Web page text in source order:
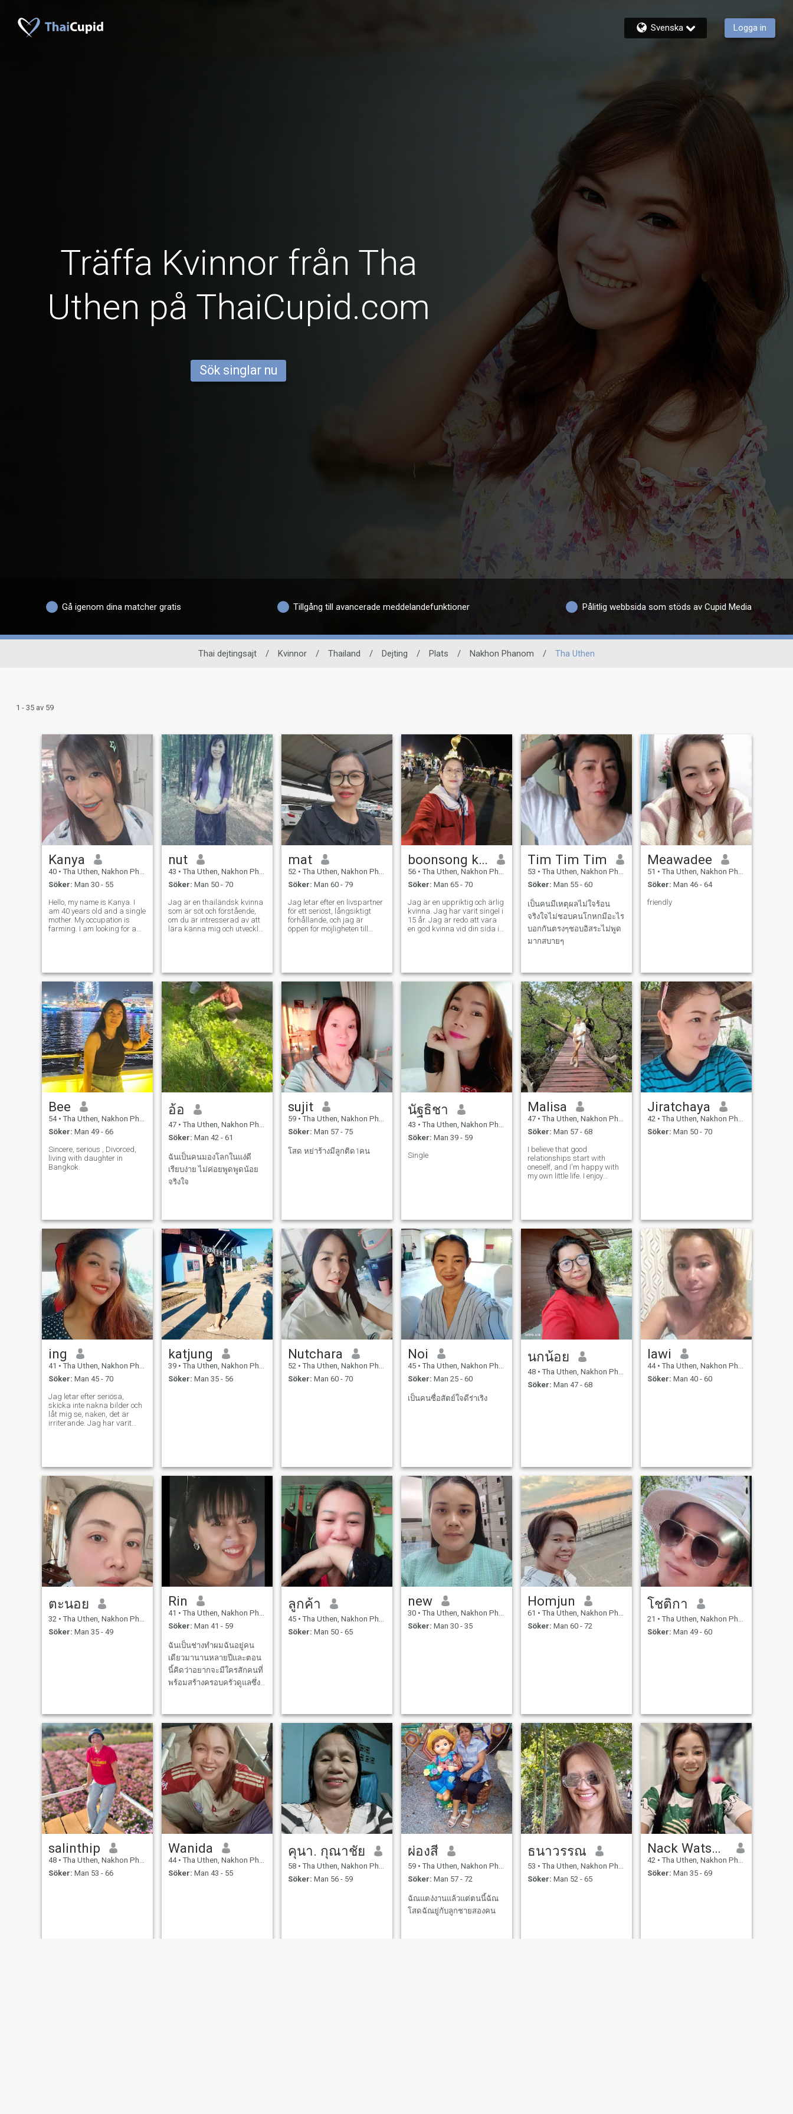
Svenska Logga in
Träffa Kvinnor från Tha
Uthen på ThaiCupid.com
Sök singlar nu
Gå igenom dina matcher gratis Tillgång till avancerade meddelandefunktioner Pålitlig webbsida som stöds av Cupid Media
Thai dejtingsajt / Kvinnor / Thailand / Dejting / Plats / Nakhon Phanom / Tha Uthen
1 - 35 av 59
Kanya
40 • Tha Uthen, Nakhon Phanom, Thailand
Söker: Man 30 - 55
Hello, my name is Kanya. I
am 40 years old and a single
mother. My occupation is
farming. I am looking for a
will gladly give you my lo
nut
43 • Tha Uthen, Nakhon Phanom, Thailand
Söker: Man 50 - 70
Jag är en thailändsk kvinna
som är söt och förstående,
om du är intresserad av att
lära känna mig och utveckla
mat
52 • Tha Uthen, Nakhon Phanom, Thailand
Söker: Man 60 - 79
Jag letar efter en livspartner
för ett seriöst, långsiktigt
förhållande, och jag är
öppen för möjligheten till
and do not eat beef or buffalo
meat; I prefer buying fresh
ingredients to cook at home.
Jag gillar Jag har aldrig
druckit alkohol eller rökt.
Mina favoritdrycker är vatten
och fruktjuice. Jag njuter av
att vara hemma. Jag är
singel, har aldrig varit gift
och har inga barn. Jag är en
enkel, snäll och ärlig person.
boonsong khamdok
56 • Tha Uthen, Nakhon Phanom, Thailand
Söker: Man 65 - 70
Jag är en uppriktig och ärlig
kvinna. Jag har varit singel i
15 år. Jag är redo att vara
en god kvinna vid din sida i
Tim Tim Tim
53 • Tha Uthen, Nakhon Phanom, Thailand
Söker: Man 55 - 60
เป็นคนมีเหตุผลไม่ใจร้อน
จริงใจไม่ชอบคนโกหกมีอะไร
บอกกันตรงๆชอบอิสระไม่พูด
มากสบายๆ
Meawadee
51 • Tha Uthen, Nakhon Phanom, Thailand
Söker: Man 46 - 64
friendly
Bee
54 • Tha Uthen, Nakhon Phanom, Thailand
Söker: Man 49 - 66
Sincere, serious , Divorced,
living with daughter in
Bangkok.
อ้อ
47 • Tha Uthen, Nakhon Phanom, Thailand
Söker: Man 42 - 61
ฉันเป็นคนมองโลกในแง่ดี
เรียบง่าย ไม่ค่อยพูดพูดน้อย
จริงใจ
sujit
59 • Tha Uthen, Nakhon Phanom, Thailand
Söker: Man 57 - 75
โสด หย่าร้างมีลูกติด1คน
นัฐธิชา
43 • Tha Uthen, Nakhon Phanom, Thailand
Söker: Man 39 - 59
Single
Malisa
47 • Tha Uthen, Nakhon Phanom, Thailand
Söker: Man 57 - 68
I believe that good
relationships start with
oneself, and I'm happy with
my own little life. I enjoy
a little at my hometown. I
hope to mee
Jiratchaya
42 • Tha Uthen, Nakhon Phanom, Thailand
Söker: Man 50 - 70
ing
41 • Tha Uthen, Nakhon Phanom, Thailand
Söker: Man 45 - 70
Jag letar efter seriösa,
skicka inte nakna bilder och
låt mig se, naken, det är
irriterande. Jag har varit
katjung
39 • Tha Uthen, Nakhon Phanom, Thailand
Söker: Man 35 - 56
Nutchara
52 • Tha Uthen, Nakhon Phanom, Thailand
Söker: Man 60 - 70
Noi
45 • Tha Uthen, Nakhon Phanom, Thailand
Söker: Man 25 - 60
เป็นคนซื่อสัตย์ใจดีร่าเริง
นกน้อย
48 • Tha Uthen, Nakhon Phanom, Thailand
Söker: Man 47 - 68
lawi
44 • Tha Uthen, Nakhon Phanom, Thailand
Söker: Man 40 - 60
ตะนอย
32 • Tha Uthen, Nakhon Phanom, Thailand
Söker: Man 35 - 49
Rin
41 • Tha Uthen, Nakhon Phanom, Thailand
Söker: Man 41 - 59
ฉันเป็นช่างทำผมฉันอยู่คน
เดียวมานานหลายปีและตอน
นี้คิดว่าอยากจะมีใครสักคนที่
พร้อมสร้างครอบครัวดูแลซึ่ง
ลูกค้า
45 • Tha Uthen, Nakhon Phanom, Thailand
Söker: Man 50 - 65
new
30 • Tha Uthen, Nakhon Phanom, Thailand
Söker: Man 30 - 35
Homjun
61 • Tha Uthen, Nakhon Phanom, Thailand
Söker: Man 60 - 72
โชติกา
21 • Tha Uthen, Nakhon Phanom, Thailand
Söker: Man 49 - 60
salinthip
48 • Tha Uthen, Nakhon Phanom, Thailand
Söker: Man 53 - 66
Wanida
44 • Tha Uthen, Nakhon Phanom, Thailand
Söker: Man 43 - 55
คุนา. กุณาชัย
58 • Tha Uthen, Nakhon Phanom, Thailand
Söker: Man 56 - 59
ผ่องสี
59 • Tha Uthen, Nakhon Phanom, Thailand
Söker: Man 57 - 72
ฉัณแตง่งานแล้วแต่ตนนี้ฉัณ
โสดฉัณยู่กับลูกชายสองคน
ธนาวรรณ
53 • Tha Uthen, Nakhon Phanom, Thailand
Söker: Man 52 - 65
Nack Watsana
42 • Tha Uthen, Nakhon Phanom, Thailand
Söker: Man 35 - 69